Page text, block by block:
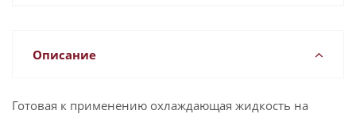
Описание
Готовая к применению охлаждающая жидкость на